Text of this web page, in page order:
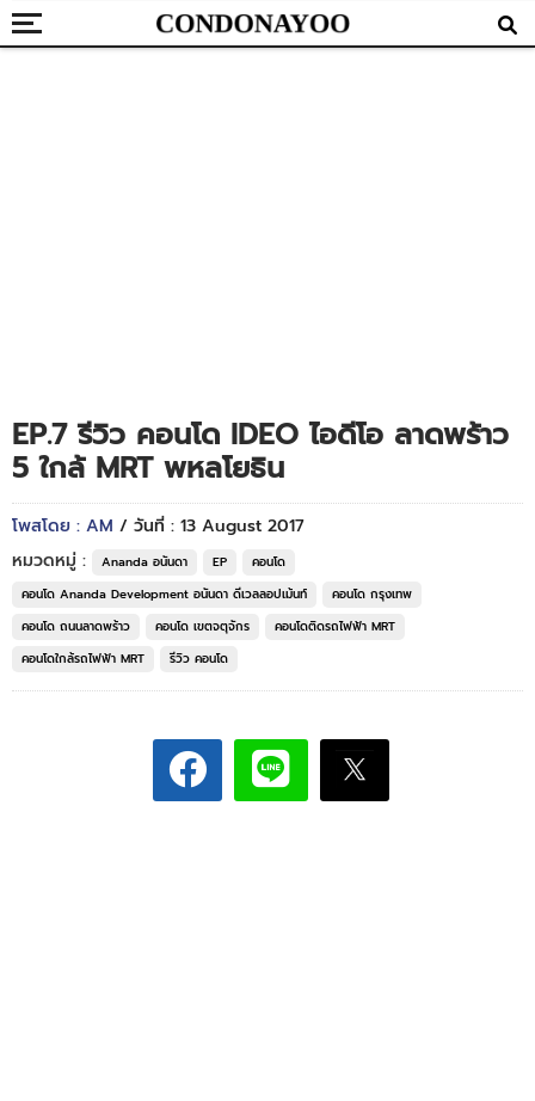
EP.7 รีวิว คอนโด IDEO ไอดีโอ ลาดพร้าว
5 ใกล้ MRT พหลโยธิน
โพสโดย : AM / วันที่ : 13 August 2017
หมวดหมู่ :
Ananda อนันดา EP
คอนโด
คอนโด Ananda Development อนันดา ดีเวลลอปเม้นท์
คอนโด กรุงเทพ
คอนโด ถนนลาดพร้าว
คอนโด เขตจตุจักร
คอนโดติดรถไฟฟ้า MRT
คอนโดใกล้รถไฟฟ้า MRT
รีวิว คอนโด